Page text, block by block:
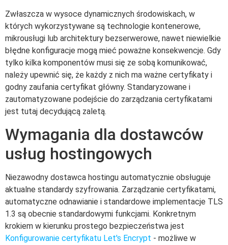
Zwłaszcza w wysoce dynamicznych środowiskach, w
których wykorzystywane są technologie kontenerowe,
mikrousługi lub architektury bezserwerowe, nawet niewielkie
błędne konfiguracje mogą mieć poważne konsekwencje. Gdy
tylko kilka komponentów musi się ze sobą komunikować,
należy upewnić się, że każdy z nich ma ważne certyfikaty i
godny zaufania certyfikat główny. Standaryzowane i
zautomatyzowane podejście do zarządzania certyfikatami
jest tutaj decydującą zaletą.
Wymagania dla dostawców
usług hostingowych
Niezawodny dostawca hostingu automatycznie obsługuje
aktualne standardy szyfrowania. Zarządzanie certyfikatami,
automatyczne odnawianie i standardowe implementacje TLS
1.3 są obecnie standardowymi funkcjami. Konkretnym
krokiem w kierunku prostego bezpieczeństwa jest
Konfigurowanie certyfikatu Let's Encrypt - możliwe w